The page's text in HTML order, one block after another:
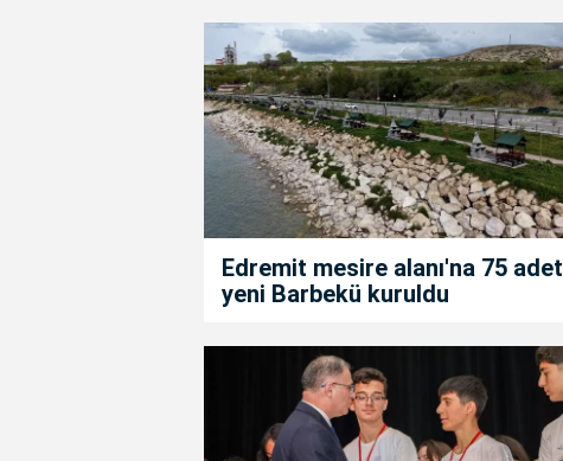
Edremit mesire alanı'na 75 adet
yeni Barbekü kuruldu